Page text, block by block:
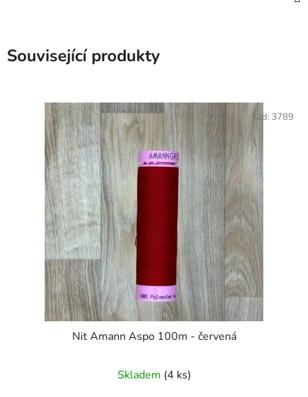
Související produkty
Nit Amann Aspo 100m - červená
Skladem (4 ks)
Kód: 3789